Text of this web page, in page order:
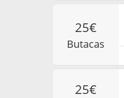
25€
butacas
25€